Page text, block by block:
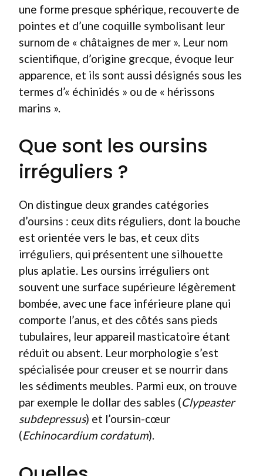
une forme presque sphérique, recouverte de
pointes et d’une coquille symbolisant leur
surnom de « châtaignes de mer ». Leur nom
scientifique, d’origine grecque, évoque leur
apparence, et ils sont aussi désignés sous les
termes d’« échinidés » ou de « hérissons
marins ».
Que sont les oursins
irréguliers ?
On distingue deux grandes catégories
d’oursins : ceux dits réguliers, dont la bouche
est orientée vers le bas, et ceux dits
irréguliers, qui présentent une silhouette
plus aplatie. Les oursins irréguliers ont
souvent une surface supérieure légèrement
bombée, avec une face inférieure plane qui
comporte l’anus, et des côtés sans pieds
tubulaires, leur appareil masticatoire étant
réduit ou absent. Leur morphologie s’est
spécialisée pour creuser et se nourrir dans
les sédiments meubles. Parmi eux, on trouve
par exemple le dollar des sables (Clypeaster
subdepressus) et l’oursin-cœur
(Echinocardium cordatum).